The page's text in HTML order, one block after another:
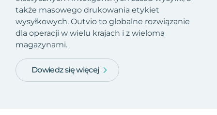
także masowego drukowania etykiet
wysyłkowych. Outvio to globalne rozwiązanie
dla operacji w wielu krajach i z wieloma
magazynami.
Dowiedz się więcej